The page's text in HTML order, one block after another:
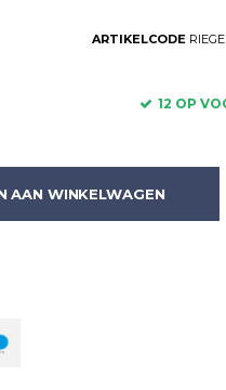
ARTIKELCODE
12 OP
AAN WINKELWAGEN